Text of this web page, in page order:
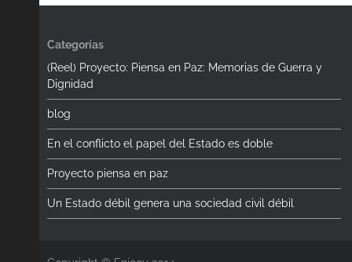
Categorías
(Reel) Proyecto: Piensa en Paz: Memorias de Guerra y
Dignidad
blog
En el conflicto el papel del Estado es doble
Proyecto piensa en paz
Un Estado débil genera una sociedad civil débil